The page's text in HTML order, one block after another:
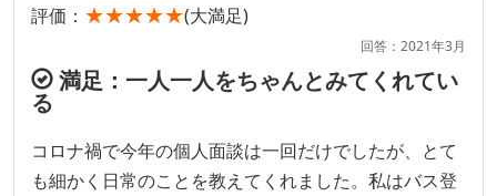
評価： ★★★★★(大満足)
回答：2021年3月
満足：一人一人をちゃんとみてくれてい
る
コロナ禍で今年の個人面談は一回だけでしたが、とて
も細かく日常のことを教えてくれました。私はバス登